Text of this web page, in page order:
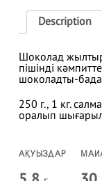
Description
Шоколад
пішінді
шоколадты-
250 г., 1 кг.
оралып
АҚУЫЗДАР